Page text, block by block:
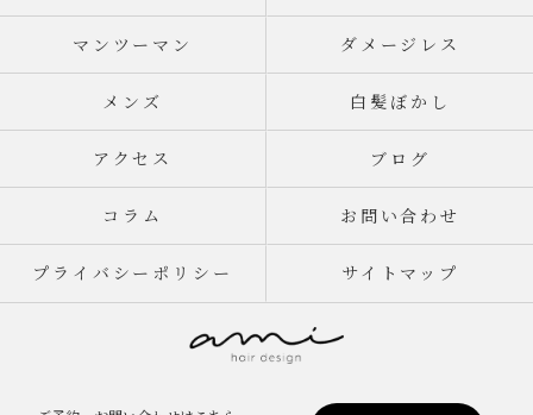
マンツーマン ダメージレス
メンズ 白髪ぼかし
アクセス ブログ
コラム お問い合わせ
プライバシーポリシー サイトマップ